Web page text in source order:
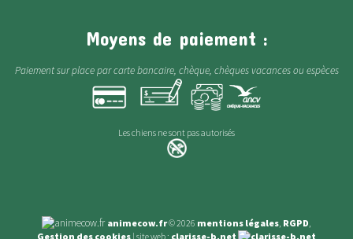
Moyens de paiement :
Paiement sur place par carte bancaire, chèque, chèques vacances ou espèces
Les chiens ne sont pas autorisés
animecow.fr© 2026 mentions légales, RGPD,
Gestion des cookies| site web : clarisse-b.net